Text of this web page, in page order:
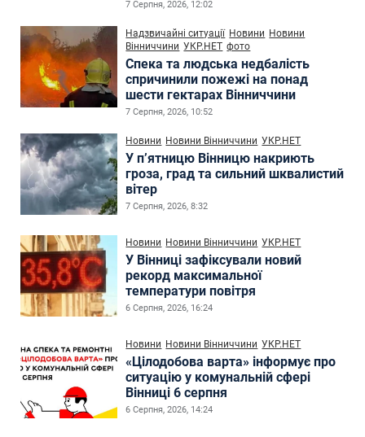
7 Серпня, 2026, 12:02
Надзвичайні ситуації Новини Новини
Вінниччини УКР.НЕТ фото
Спека та людська недбалість
спричинили пожежі на понад
шести гектарах Вінниччини
7 Серпня, 2026, 10:52
Новини Новини Вінниччини УКР.НЕТ
У п’ятницю Вінницю накриють
гроза, град та сильний шквалистий
вітер
7 Серпня, 2026, 8:32
Новини Новини Вінниччини УКР.НЕТ
У Вінниці зафіксували новий
рекорд максимальної
температури повітря
6 Серпня, 2026, 16:24
Новини Новини Вінниччини УКР.НЕТ
«Цілодобова варта» інформує про
ситуацію у комунальній сфері
Вінниці 6 серпня
6 Серпня, 2026, 14:24